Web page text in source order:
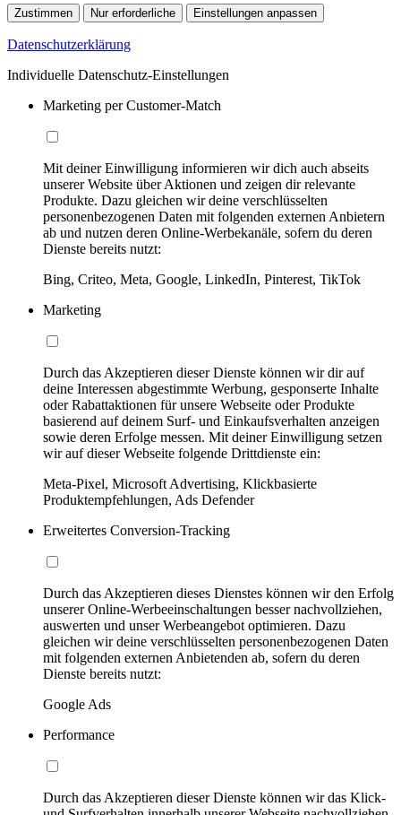
Zustimmen Nur erforderliche Einstellungen anpassen
Datenschutzerklärung
Individuelle Datenschutz-Einstellungen
Marketing per Customer-Match
Mit deiner Einwilligung informieren wir dich auch abseits
unserer Website über Aktionen und zeigen dir relevante
Produkte. Dazu gleichen wir deine verschlüsselten
personenbezogenen Daten mit folgenden externen Anbietern
ab und nutzen deren Online-Werbekanäle, sofern du deren
Dienste bereits nutzt:
Bing, Criteo, Meta, Google, LinkedIn, Pinterest, TikTok
Marketing
Durch das Akzeptieren dieser Dienste können wir dir auf
deine Interessen abgestimmte Werbung, gesponserte Inhalte
oder Rabattaktionen für unsere Webseite oder Produkte
basierend auf deinem Surf- und Einkaufsverhalten anzeigen
sowie deren Erfolge messen. Mit deiner Einwilligung setzen
wir auf dieser Webseite folgende Drittdienste ein:
Meta-Pixel, Microsoft Advertising, Klickbasierte
Produktempfehlungen, Ads Defender
Erweitertes Conversion-Tracking
Durch das Akzeptieren dieses Dienstes können wir den Erfolg
unserer Online-Werbeeinschaltungen besser nachvollziehen,
auswerten und unser Werbeangebot optimieren. Dazu
gleichen wir deine verschlüsselten personenbezogenen Daten
mit folgenden externen Anbietenden ab, sofern du deren
Dienste bereits nutzt:
Google Ads
Performance
Durch das Akzeptieren dieser Dienste können wir das Klick-